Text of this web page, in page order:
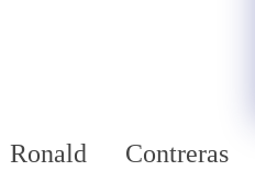
Contreras